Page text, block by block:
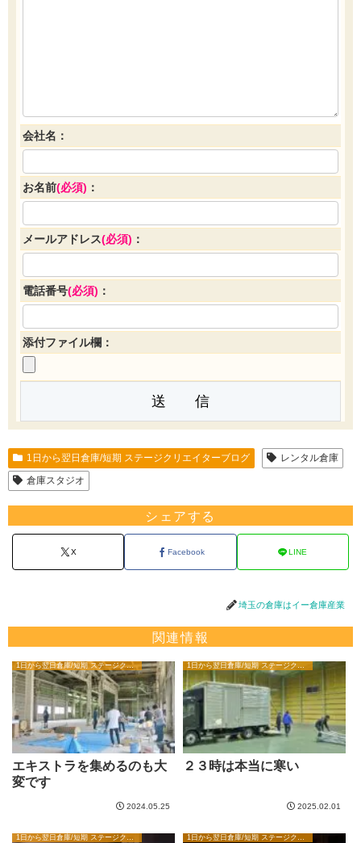
会社名：
お名前(必須) ：
メールアドレス(必須) ：
電話番号(必須) ：
添付ファイル欄：
1日から翌日倉庫/短期 ステージクリエイターブログ
レンタル倉庫
倉庫スタジオ
シェアする
X Facebook LINE
埼玉の倉庫はイー倉庫産業
関連情報
1日から翌日倉庫/短期 ステージクリエイターブログ
エキストラを集めるのも大
変です
2024.05.25
1日から翌日倉庫/短期 ステージクリエイターブログ
２３時は本当に寒い
2025.02.01